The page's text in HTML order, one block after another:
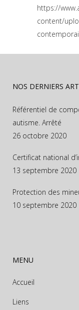
https://
content/
NOS DERNIERS
Référentiel de
autisme. Arrêté
26 octobre 2020
Certificat national
13 septembre 2020
Protection des
10 septembre 2020
MENU
Accueil
Liens